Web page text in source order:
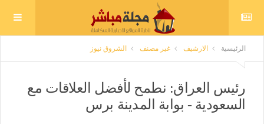
الرئيسية الارشيف غير مصنف الشروق نيوز
رئيس العراق: نطمح لأفضل العلاقات مع
السعودية - بوابة المدينة برس